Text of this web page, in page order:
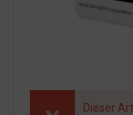
Dieser